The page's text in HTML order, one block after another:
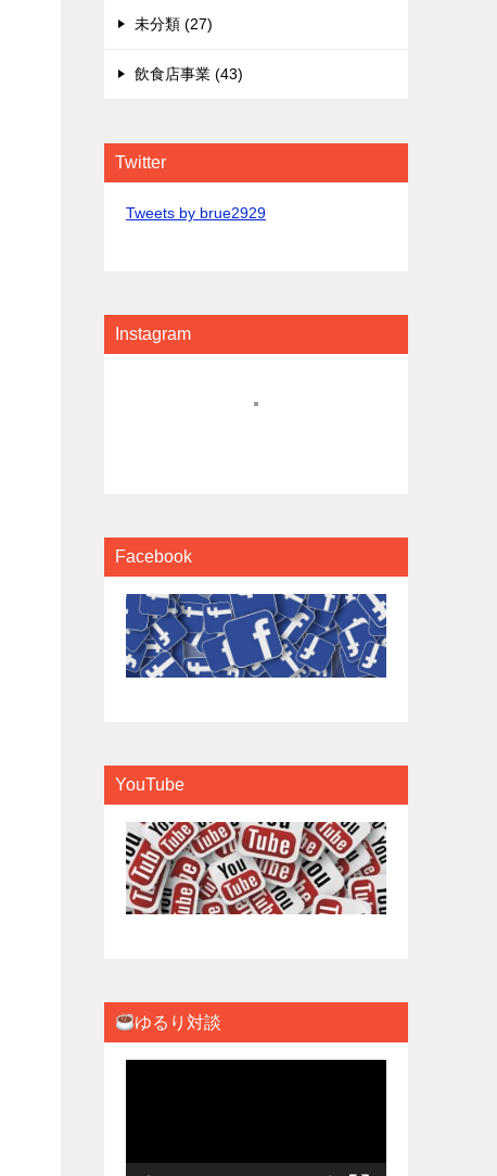
未分類 (27)
飲食店事業 (43)
Twitter
Tweets by brue2929
Instagram
Facebook
YouTube
ゆるり対談